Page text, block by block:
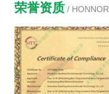
荣誉资质 / HONNOR